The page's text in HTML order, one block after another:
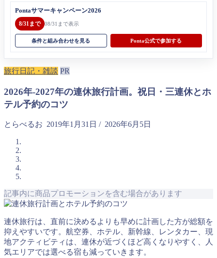
Pontaサマーキャンペーン2026
8/31まで 08/31まで表示
条件と組み合わせを見る Ponta公式で参加する
旅行日記・雑談 PR
2026年-2027年の連休旅行計画。祝日・三連休とホ
テル予約のコツ
とらべるお 2019年1月31日 / 2026年6月5日
記事内に商品プロモーションを含む場合があります
連休旅行は、直前に決めるよりも早めに計画した方が総額を
抑えやすいです。航空券、ホテル、新幹線、レンタカー、現
地アクティビティは、連休が近づくほど高くなりやすく、人
気エリアでは選べる宿も減っていきます。